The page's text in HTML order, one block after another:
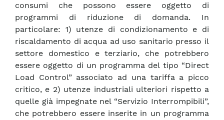
consumi che possono essere oggetto di
programmi di riduzione di domanda. In
particolare: 1) utenze di condizionamento e di
riscaldamento di acqua ad uso sanitario presso il
settore domestico e terziario, che potrebbero
essere oggetto di un programma del tipo “Direct
Load Control” associato ad una tariffa a picco
critico, e 2) utenze industriali ulteriori rispetto a
quelle già impegnate nel “Servizio Interrompibili”,
che potrebbero essere inserite in un programma